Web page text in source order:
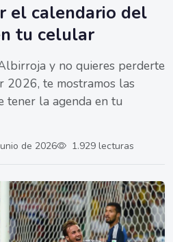
el calendario del
tu celular
y no quieres perderte
2026, te mostramos las
tener la agenda en tu
de 2026 1.929 lecturas